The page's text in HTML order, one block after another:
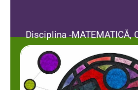
Disciplina -MATEMATICĂ,